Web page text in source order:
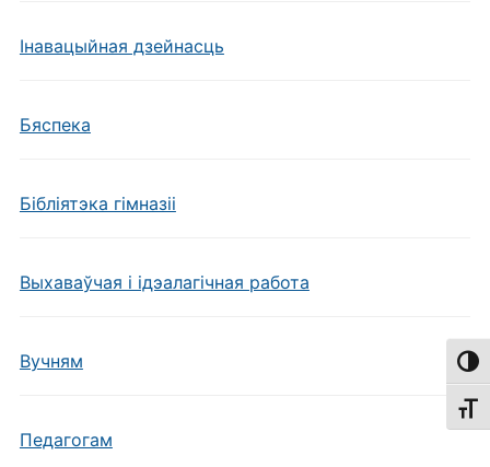
Інавацыйная дзейнасць
Бяспека
Бібліятэка гімназіі
Выхаваўчая і ідэалагічная работа
Вучням
Педагогам